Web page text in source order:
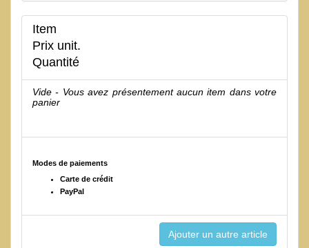
Item
Prix unit.
Quantité
Vide - Vous avez présentement aucun item dans votre
panier
Modes de paiements
Carte de crédit
PayPal